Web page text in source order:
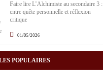
Faire lire L’Alchimiste au secondaire 3 :
entre quête personnelle et réflexion
critique
01/05/2026
POPULAIRES